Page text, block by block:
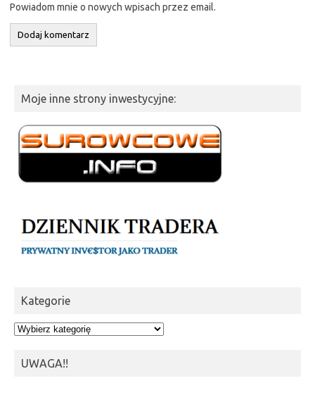
Powiadom mnie o nowych wpisach przez email.
Moje inne strony inwestycyjne:
Kategorie
Kategorie
UWAGA!!